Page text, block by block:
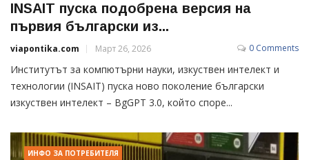
INSAIT пуска подобрена версия на
първия български из...
viapontika.com Март 26, 2026 0 Comments
Институтът за компютърни науки, изкуствен интелект и
технологии (INSAIT) пуска ново поколение български
изкуствен интелект – BgGPT 3.0, който споре...
ИНФО ЗА ПОТРЕБИТЕЛЯ